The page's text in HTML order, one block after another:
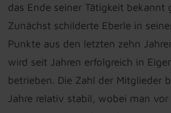
das Ende seiner Tätigkeit bekannt
Zunächst schilderte Eberle in
Punkte aus den letzten zehn
wird seit Jahren erfolgreich in
betrieben. Die Zahl der Mitglieder
Jahre relativ stabil, wobei man